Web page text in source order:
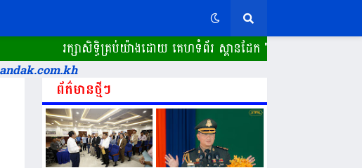
រក្សាសិទ្ធិគ្រប់យ៉ាងដោយ គេហទំព័រ ស្ពានដែក​
ព័ត៌មានថ្មីៗ